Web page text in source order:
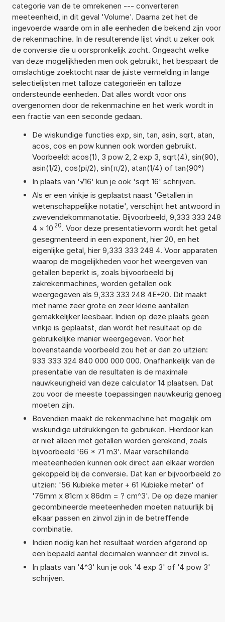
categorie van de te omrekenen --- converteren
meeteenheid, in dit geval 'Volume'. Daarna zet het de
ingevoerde waarde om in alle eenheden die bekend zijn voor
de rekenmachine. In de resulterende lijst vindt u zeker ook
de conversie die u oorspronkelijk zocht. Ongeacht welke
van deze mogelijkheden men ook gebruikt, het bespaart de
omslachtige zoektocht naar de juiste vermelding in lange
selectielijsten met talloze categorieën en talloze
ondersteunde eenheden. Dat alles wordt voor ons
overgenomen door de rekenmachine en het werk wordt in
een fractie van een seconde gedaan.
De wiskundige functies exp, sin, tan, asin, sqrt, atan,
acos, cos en pow kunnen ook worden gebruikt.
Voorbeeld: acos(1), 3 pow 2, 2 exp 3, sqrt(4), sin(90),
asin(1/2), cos(pi/2), sin(π/2), atan(1/4) of tan(90°)
In plaats van '√16' kun je ook 'sqrt 16' schrijven.
Als er een vinkje is geplaatst naast 'Getallen in
wetenschappelijke notatie', verschijnt het antwoord in
zwevendekommanotatie. Bijvoorbeeld, 9,333 333 248
4 × 10 20. Voor deze presentatievorm wordt het getal
gesegmenteerd in een exponent, hier 20, en het
eigenlijke getal, hier 9,333 333 248 4. Voor apparaten
waarop de mogelijkheden voor het weergeven van
getallen beperkt is, zoals bijvoorbeeld bij
zakrekenmachines, worden getallen ook
weergegeven als 9,333 333 248 4E+20. Dit maakt
met name zeer grote en zeer kleine aantallen
gemakkelijker leesbaar. Indien op deze plaats geen
vinkje is geplaatst, dan wordt het resultaat op de
gebruikelijke manier weergegeven. Voor het
bovenstaande voorbeeld zou het er dan zo uitzien:
933 333 324 840 000 000 000. Onafhankelijk van de
presentatie van de resultaten is de maximale
nauwkeurigheid van deze calculator 14 plaatsen. Dat
zou voor de meeste toepassingen nauwkeurig genoeg
moeten zijn.
Bovendien maakt de rekenmachine het mogelijk om
wiskundige uitdrukkingen te gebruiken. Hierdoor kan
er niet alleen met getallen worden gerekend, zoals
bijvoorbeeld '66 * 71 m3'. Maar verschillende
meeteenheden kunnen ook direct aan elkaar worden
gekoppeld bij de conversie. Dat kan er bijvoorbeeld zo
uitzien: '56 Kubieke meter + 61 Kubieke meter' of
'76mm x 81cm x 86dm = ? cm^3'. De op deze manier
gecombineerde meeteenheden moeten natuurlijk bij
elkaar passen en zinvol zijn in de betreffende
combinatie.
Indien nodig kan het resultaat worden afgerond op
een bepaald aantal decimalen wanneer dit zinvol is.
In plaats van '4^3' kun je ook '4 exp 3' of '4 pow 3'
schrijven.